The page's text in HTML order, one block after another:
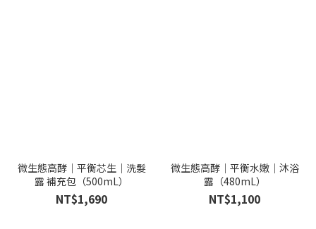
微生態高酵｜平衡芯生｜洗髮
露 補充包（500mL）
NT$1,690
微生態高酵｜平衡水嫩｜沐浴
露（480mL）
NT$1,100